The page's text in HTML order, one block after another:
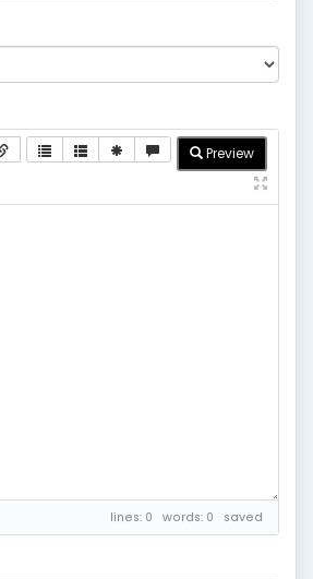
Preview
lines: 0 words: 0 saved